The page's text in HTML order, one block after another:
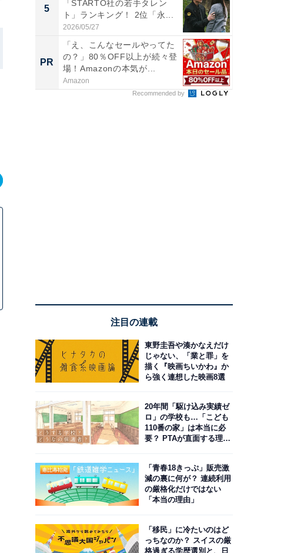
5
「STARTO社の若手タレン
ト」ランキング！ 2位「永...
2026/05/27
PR
「え、こんなセールやってた
の？」80％OFF以上が続々登
場！Amazonの本気が...
Amazon
Recommended by
注目の連載
東野圭吾や湊かなえだけ
じゃない、「業と罪」を
描く『映画ちいかわ』か
ら強く連想した映画8選
20年間「駆け込み実績ゼ
ロ」の学校も…「こども
110番の家」は本当に必
要？ PTAが直面する理想
「青春18きっぷ」販売激
減の裏に何が？ 連続利用
の厳格化だけではない
「本当の理由」
「移民」に冷たいのはど
っちなのか？ スイスの厳
格過ぎる学歴選別と、日